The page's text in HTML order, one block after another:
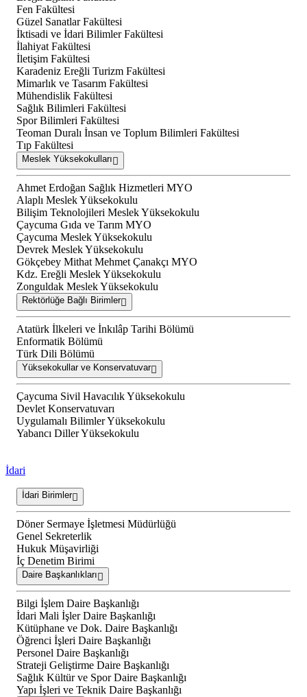
Fen Fakültesi
Güzel Sanatlar Fakültesi
İktisadi ve İdari Bilimler Fakültesi
İlahiyat Fakültesi
İletişim Fakültesi
Karadeniz Ereğli Turizm Fakültesi
Mimarlık ve Tasarım Fakültesi
Mühendislik Fakültesi
Sağlık Bilimleri Fakültesi
Spor Bilimleri Fakültesi
Teoman Duralı İnsan ve Toplum Bilimleri Fakültesi
Tıp Fakültesi
Meslek Yüksekokulları
Ahmet Erdoğan Sağlık Hizmetleri MYO
Alaplı Meslek Yüksekokulu
Bilişim Teknolojileri Meslek Yüksekokulu
Çaycuma Gıda ve Tarım MYO
Çaycuma Meslek Yüksekokulu
Devrek Meslek Yüksekokulu
Gökçebey Mithat Mehmet Çanakçı MYO
Kdz. Ereğli Meslek Yüksekokulu
Zonguldak Meslek Yüksekokulu
Rektörlüğe Bağlı Birimler
Atatürk İlkeleri ve İnkılâp Tarihi Bölümü
Enformatik Bölümü
Türk Dili Bölümü
Yüksekokullar ve Konservatuvar
Çaycuma Sivil Havacılık Yüksekokulu
Devlet Konservatuvarı
Uygulamalı Bilimler Yüksekokulu
Yabancı Diller Yüksekokulu
İdari
İdari Birimler
Döner Sermaye İşletmesi Müdürlüğü
Genel Sekreterlik
Hukuk Müşavirliği
İç Denetim Birimi
Daire Başkanlıkları
Bilgi İşlem Daire Başkanlığı
İdari Mali İşler Daire Başkanlığı
Kütüphane ve Dok. Daire Başkanlığı
Öğrenci İşleri Daire Başkanlığı
Personel Daire Başkanlığı
Strateji Geliştirme Daire Başkanlığı
Sağlık Kültür ve Spor Daire Başkanlığı
Yapı İşleri ve Teknik Daire Başkanlığı